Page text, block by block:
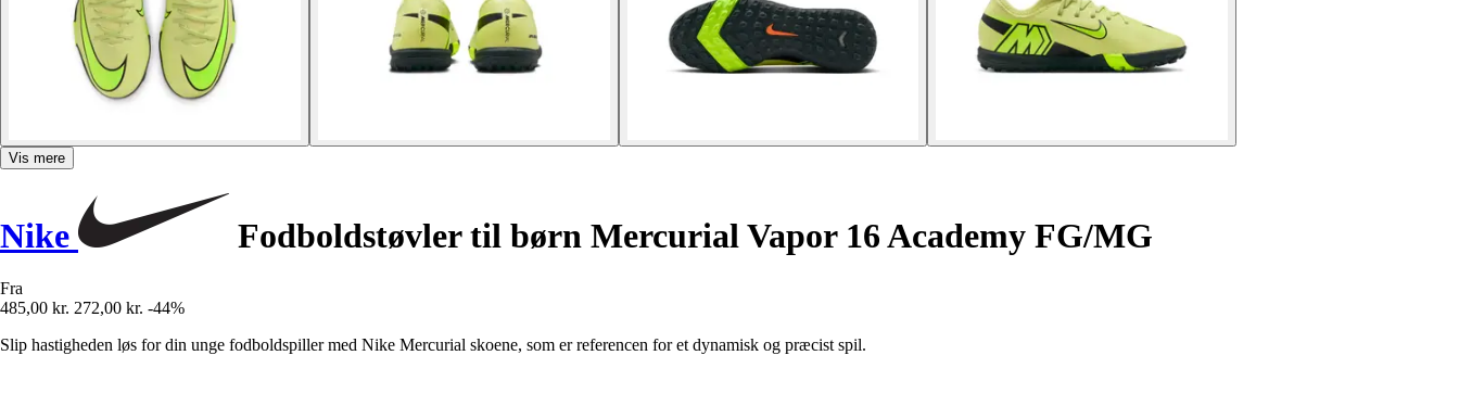
Vis mere
Nike Fodboldstøvler til børn Mercurial Vapor 16 Academy FG/MG
Fra
485,00 kr. 272,00 kr. -44%
Slip hastigheden løs for din unge fodboldspiller med Nike Mercurial skoene, som er referencen for et dynamisk og præcist spil.